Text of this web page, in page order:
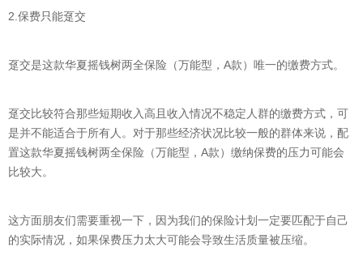
2.保费只能趸交
趸交是这款华夏摇钱树两全保险（万能型，A款）唯一的缴费方式。
趸交比较符合那些短期收入高且收入情况不稳定人群的缴费方式，可
是并不能适合于所有人。对于那些经济状况比较一般的群体来说，配
置这款华夏摇钱树两全保险（万能型，A款）缴纳保费的压力可能会
比较大。
这方面朋友们需要重视一下，因为我们的保险计划一定要匹配于自己
的实际情况，如果保费压力太大可能会导致生活质量被压缩。